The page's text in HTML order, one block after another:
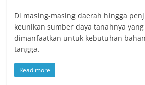
Di masing-masing daerah hingga
keunikan sumber daya tanahnya
dimanfaatkan untuk kebutuhan
tangga.
Read more